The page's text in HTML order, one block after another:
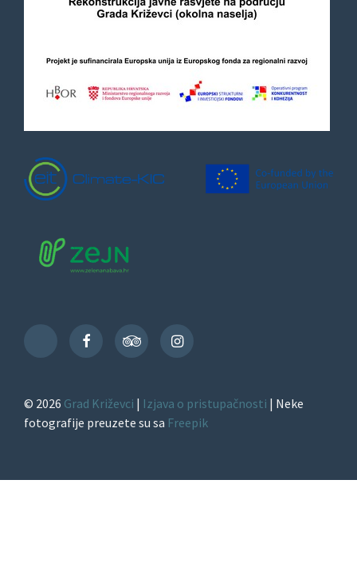
TikTok
FacebookTripAdvisorInstagram
© 2026 Grad Križevci | Izjava o pristupačnosti | Neke
fotografije preuzete su sa Freepik